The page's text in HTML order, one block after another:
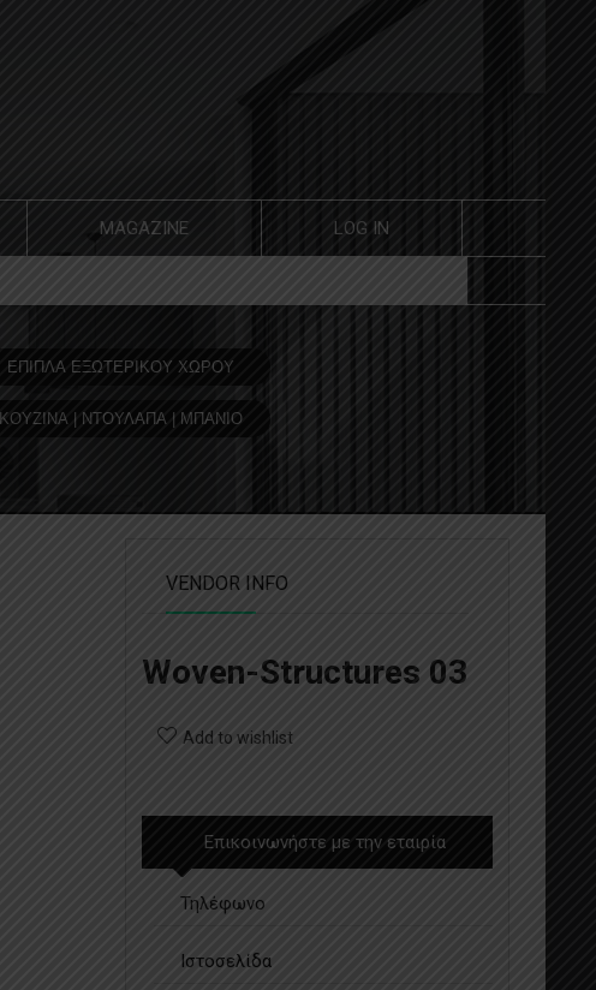
MAGAZINE LOG IN
ΕΠΙΠΛΑ ΕΞΩΤΕΡΙΚΟΥ ΧΩΡΟΥ
ΚΟΥΖΙΝΑ | ΝΤΟΥΛΑΠΑ | ΜΠΑΝΙΟ
VENDOR INFO
Woven-Structures 03
Add to wishlist
Επικοινωνήστε με την εταιρία
Τηλέφωνο
Ιστοσελίδα